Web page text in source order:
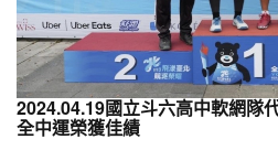
2024.04.19國立斗六高中軟網隊
全中運榮獲佳績